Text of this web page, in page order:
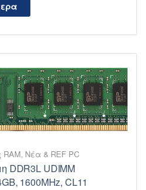
RAM, Νέα & REF PC
DDR3L UDIMM
1600MHz, CL11